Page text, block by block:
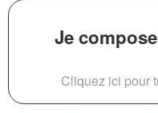
Je
Cliquez ici pour